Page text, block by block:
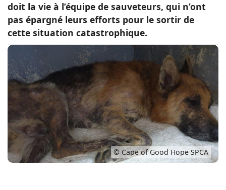
Sauvetages
Conso
doit la vie à l’équipe de sauveteurs, qui n’ont
pas épargné leurs efforts pour le sortir de
cette situation catastrophique.
© Cape of Good Hope SPCA